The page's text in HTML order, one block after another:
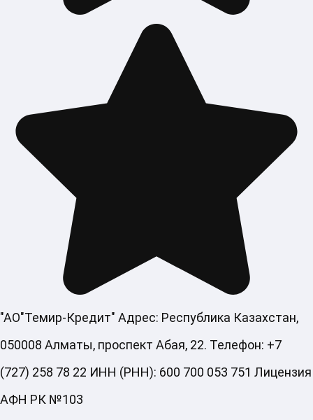
"АО"Темир-Кредит" Адрес: Республика Казахстан,
050008 Алматы, проспект Абая, 22. Телефон: +7
(727) 258 78 22 ИНН (РНН): 600 700 053 751 Лицензия
АФН РК №103